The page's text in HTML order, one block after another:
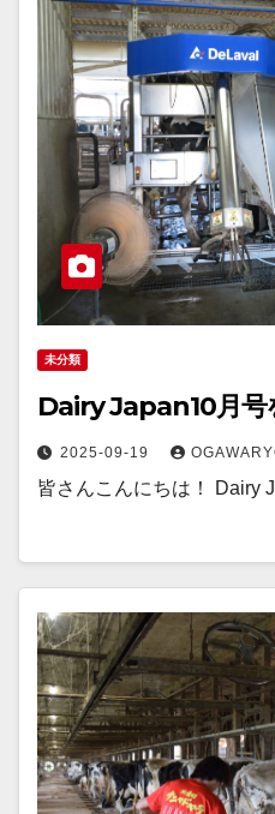
未分類
Dairy Japan10月号
2025-09-19
皆さんこんにちは！ Dairy